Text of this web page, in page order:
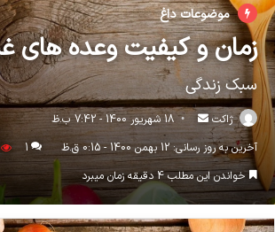
موضوعات داغ
زمان و کیفیت وعده های
سبک زندگی
ژاکت
ارسال
ایمیل
18 شهریور 1400 - 7:42 ب.ظ
آخرین به روز رسانی: 12 بهمن 1400 - 0:15 ق.ظ
1
خواندن این مطلب 4 دقیقه زمان میبرد